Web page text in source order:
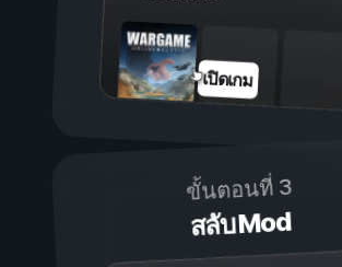
เปิดเกม
ขั้นตอนที่ 3
สลับ Mod